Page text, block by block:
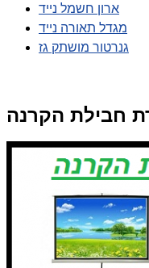
ארון חשמל נייד
מגדל תאורה נייד
גנרטור מושתק גז
חבילת הקרנה